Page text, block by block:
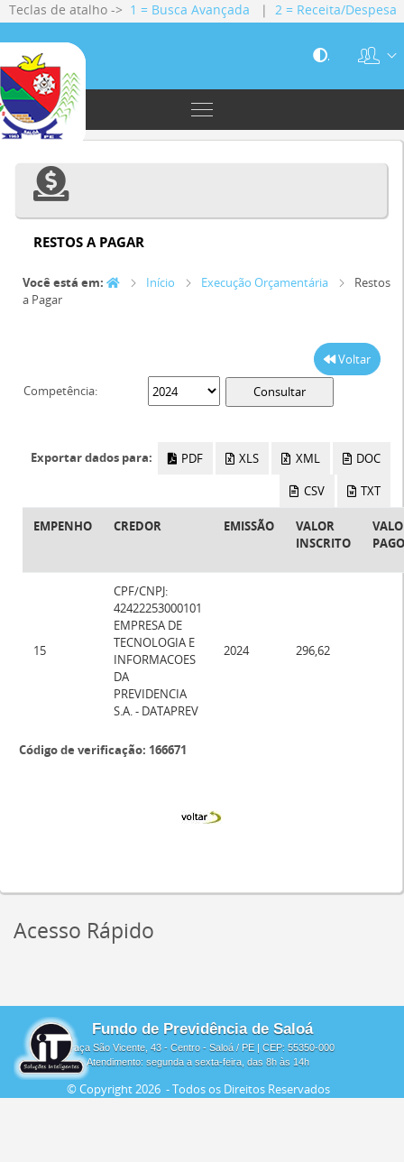
Teclas de atalho -> 1 = Busca Avançada | 2 = Receita/Despesa
|3 = Gestão Fiscal|4 = Servidores|5 = Licitações|6 =
Contratos
.
RESTOS A PAGAR
Você está em: Início Execução Orçamentária
a Pagar
Voltar
Competência:
PDF XLS XML DOC
CSV TXT
EMPENHO CREDOR EMISSÃO
VALOR
INSCRITO
PAGO
15
CPF/CNPJ:
42422253000101
EMPRESA DE
TECNOLOGIA E
INFORMACOES
DA
PREVIDENCIA
S.A. - DATAPREV
2024 296,62
Código de verificação: 166671
Acesso Rápido
Fundo de Previdência de Saloá
Praça São Vicente, 43 - Centro - Saloá / PE | CEP: 55350-000
Atendimento: segunda a sexta-feira, das 8h às 14h
© Copyright2026 - Todos os Direitos Reservados